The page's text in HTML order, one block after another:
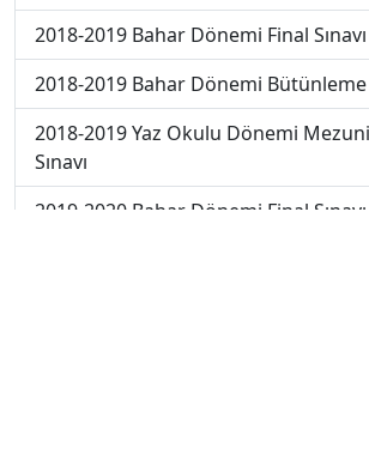
2018-2019 Bahar Dönemi Final Sınavı
2018-2019 Bahar Dönemi Bütünleme
2018-2019 Yaz Okulu Dönemi
Sınavı
2019-2020 Bahar Dönemi Final Sınavı